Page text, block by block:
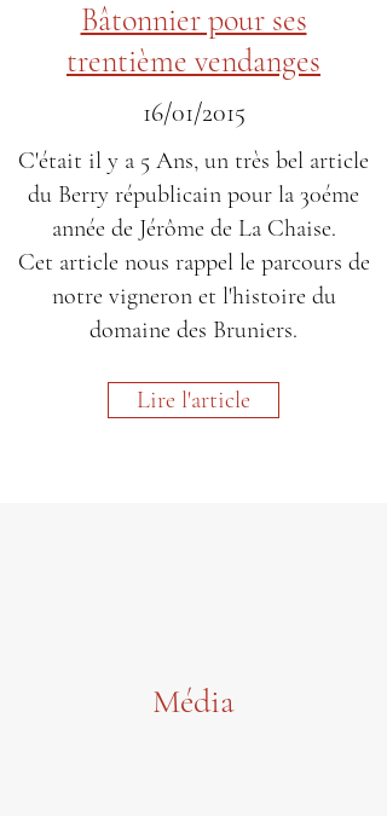
Bâtonnier pour ses
trentième vendanges
16/01/2015
C'était il y a 5 Ans, un très bel article
du Berry républicain pour la 30éme
année de Jérôme de La Chaise.
Cet article nous rappel le parcours de
notre vigneron et l'histoire du
domaine des Bruniers.
Lire l'article
Média